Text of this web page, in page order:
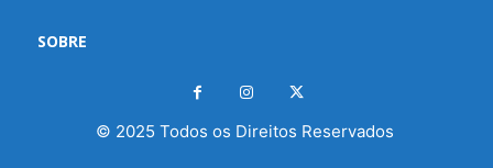
SOBRE
© 2025 Todos os Direitos Reservados